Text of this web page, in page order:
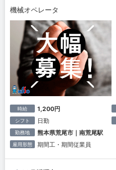
機械オペレータ
時給 1,200円
シフト 日勤
勤務地 熊本県荒尾市｜南荒尾駅
雇用形態 期間工・期間従業員